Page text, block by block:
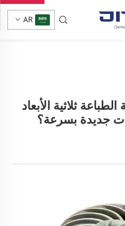
AR
ثلاثية الأبعاد
جديدة بسرعة؟